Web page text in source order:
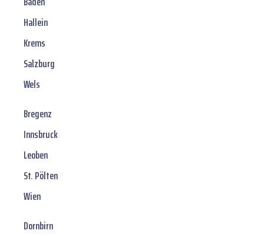
Hallein
Krems
Salzburg
Wels
Bregenz
Innsbruck
Leoben
St. Pölten
Wien
Dornbirn